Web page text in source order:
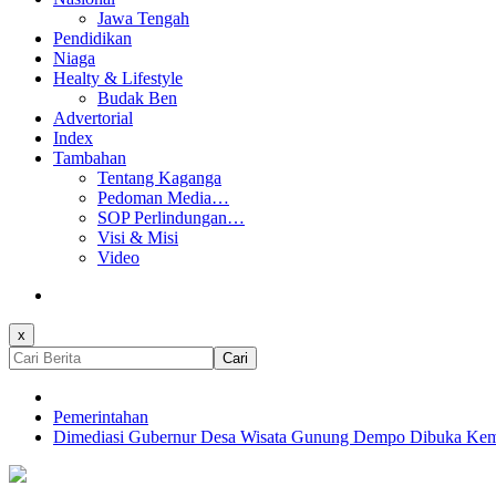
Jawa Tengah
Pendidikan
Niaga
Healty & Lifestyle
Budak Ben
Advertorial
Index
Tambahan
Tentang Kaganga
Pedoman Media…
SOP Perlindungan…
Visi & Misi
Video
x
Cari
Pemerintahan
Dimediasi Gubernur Desa Wisata Gunung Dempo Dibuka